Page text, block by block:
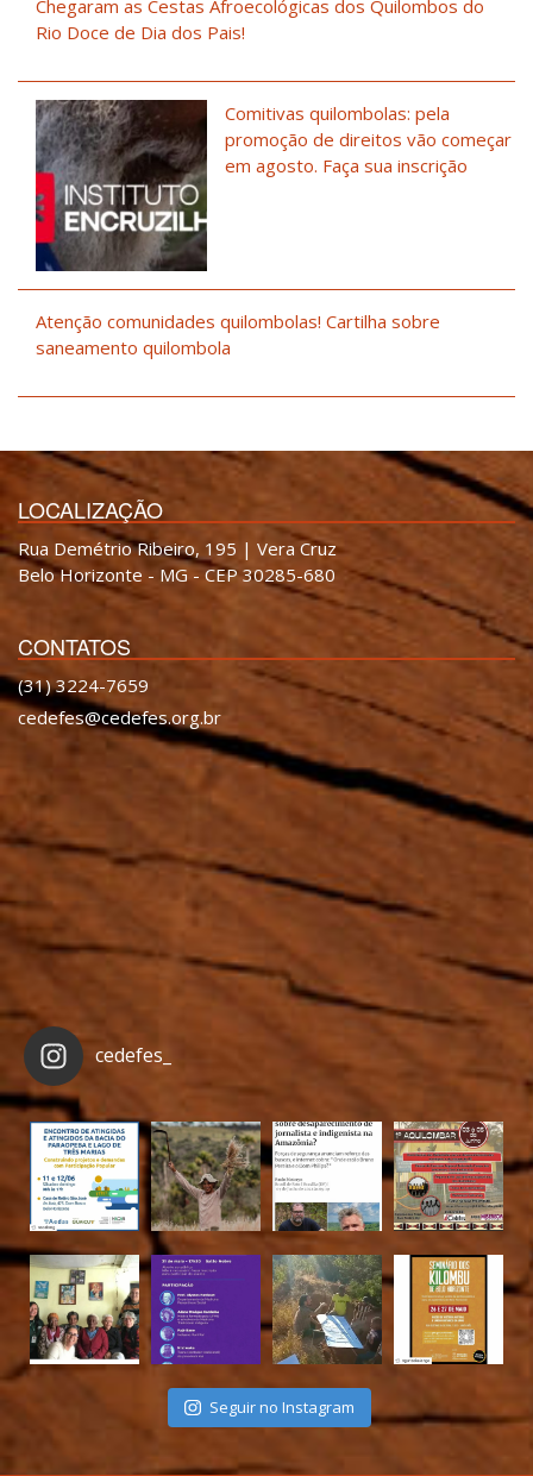
Chegaram as Cestas Afroecológicas dos Quilombos do
Rio Doce de Dia dos Pais!
Comitivas quilombolas: pela
promoção de direitos vão começar
em agosto. Faça sua inscrição
Atenção comunidades quilombolas! Cartilha sobre
saneamento quilombola
LOCALIZAÇÃO
Rua Demétrio Ribeiro, 195 | Vera Cruz
Belo Horizonte - MG - CEP 30285-680
CONTATOS
(31) 3224-7659
cedefes@cedefes.org.br
cedefes_
Seguir no Instagram